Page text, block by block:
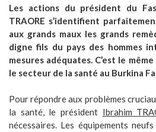
Les actions du président du
TRAORE s’identifient
aux grands maux les grands
digne fils du pays des hommes
mesures adéquates. C’est le
le secteur de la santé au Burkina
Pour répondre aux problèmes
la santé, le président Ibrahim
nécessaires. Les équipements